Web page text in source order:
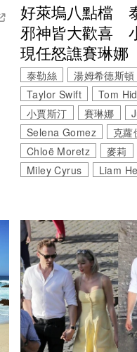
好萊塢八點檔
邪神皆大歡喜
現任怒譙賽琳娜
泰勒絲
湯姆希德斯頓
Taylor Swift
Tom
小賈斯汀
賽琳娜
Selena Gomez
克蘿
Chloë Moretz
麥莉
Miley Cyrus
Liam